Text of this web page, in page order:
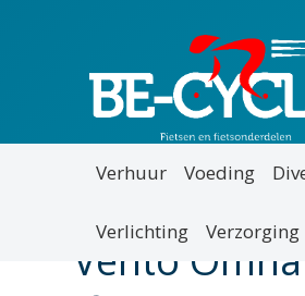
Verhuur Voeding
Verlichting Verzorging
Vento